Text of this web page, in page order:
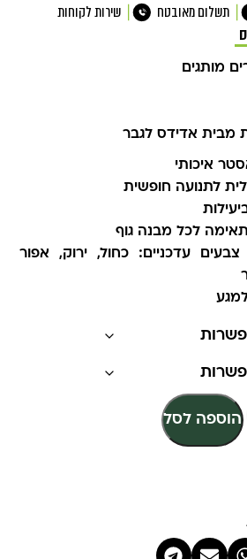
תשלום מאובטח שירות לקוחות
מותגים
מבית אדידס לגבר
לתנועה חופשית
לכל מבנה גוף
עדכניים: כחול, ירוק, אפור
הוספה לסל